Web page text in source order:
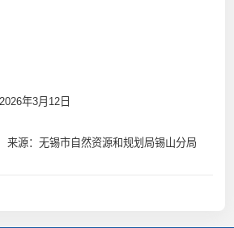
12日
来源：无锡市自然资源和规划局锡山分局